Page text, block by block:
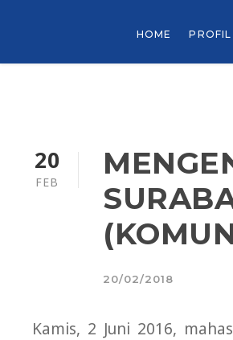
HOME PROFIL
20
FEB
20/02/2018
Kamis, 2 Juni 2016,